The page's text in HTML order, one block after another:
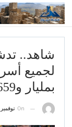
شاهد..
لجميع
بمليار و659 مليون ريال
On نوفمبر 22,